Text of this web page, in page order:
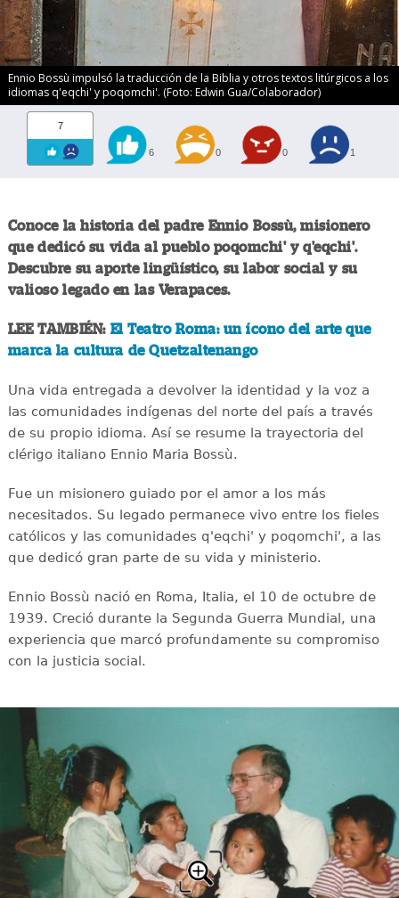
Ennio Bossù impulsó la traducción de la Biblia y otros textos litúrgicos a los
idiomas q'eqchi' y poqomchi'. (Foto: Edwin Gua/Colaborador)
7
6 0 0 1
Conoce la historia del padre Ennio Bossù, misionero
que dedicó su vida al pueblo poqomchi' y q'eqchi'.
Descubre su aporte lingüístico, su labor social y su
valioso legado en las Verapaces.
LEE TAMBIÉN: El Teatro Roma: un ícono del arte que
marca la cultura de Quetzaltenango
Una vida entregada a devolver la identidad y la voz a
las comunidades indígenas del norte del país a través
de su propio idioma. Así se resume la trayectoria del
clérigo italiano Ennio Maria Bossù.
Fue un misionero guiado por el amor a los más
necesitados. Su legado permanece vivo entre los fieles
católicos y las comunidades q'eqchi' y poqomchi', a las
que dedicó gran parte de su vida y ministerio.
Ennio Bossù nació en Roma, Italia, el 10 de octubre de
1939. Creció durante la Segunda Guerra Mundial, una
experiencia que marcó profundamente su compromiso
con la justicia social.